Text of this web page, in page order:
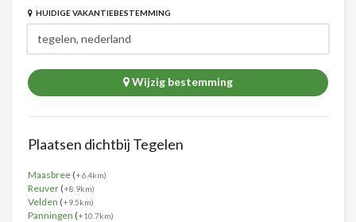
HUIDIGE VAKANTIEBESTEMMING
Wijzig bestemming
Plaatsen dichtbij Tegelen
Maasbree (+6.4km)
Reuver (+8.9km)
Velden (+9.5km)
Panningen (+10.7km)